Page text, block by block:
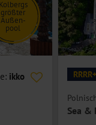
Kolbergs
größter
Außen-
pool
ikko
© Sea &
RRRR+
Sea &